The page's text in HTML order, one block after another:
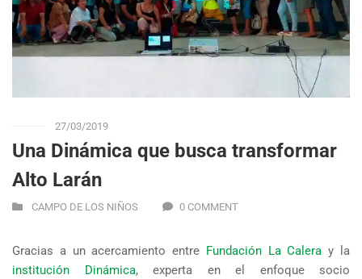
27/03/2019
Una Dinámica que busca transformar
Alto Larán
CAMPO DE LOS NIÑOS 0 COMMENT
Gracias a un acercamiento entre Fundación La Calera y la
institución Dinámica, experta en el enfoque socio